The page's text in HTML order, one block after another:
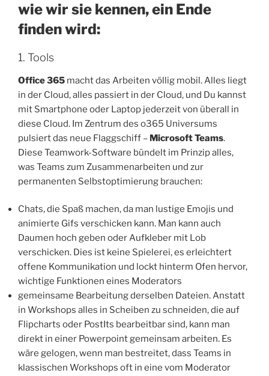
wie wir sie kennen, ein Ende
finden wird:
1. Tools
Office 365 macht das Arbeiten völlig mobil. Alles liegt
in der Cloud, alles passiert in der Cloud, und Du kannst
mit Smartphone oder Laptop jederzeit von überall in
diese Cloud. Im Zentrum des o365 Universums
pulsiert das neue Flaggschiff – Microsoft Teams.
Diese Teamwork-Software bündelt im Prinzip alles,
was Teams zum Zusammenarbeiten und zur
permanenten Selbstoptimierung brauchen:
Chats, die Spaß machen, da man lustige Emojis und
animierte Gifs verschicken kann. Man kann auch
Daumen hoch geben oder Aufkleber mit Lob
verschicken. Dies ist keine Spielerei, es erleichtert
offene Kommunikation und lockt hinterm Ofen hervor,
wichtige Funktionen eines Moderators
gemeinsame Bearbeitung derselben Dateien. Anstatt
in Workshops alles in Scheiben zu schneiden, die auf
Flipcharts oder PostIts bearbeitbar sind, kann man
direkt in einer Powerpoint gemeinsam arbeiten. Es
wäre gelogen, wenn man bestreitet, dass Teams in
klassischen Workshops oft in eine vom Moderator